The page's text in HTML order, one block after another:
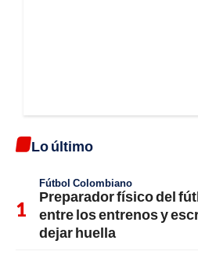
Lo último
Fútbol Colombiano
Preparador físico del
entre los entrenos y
dejar huella